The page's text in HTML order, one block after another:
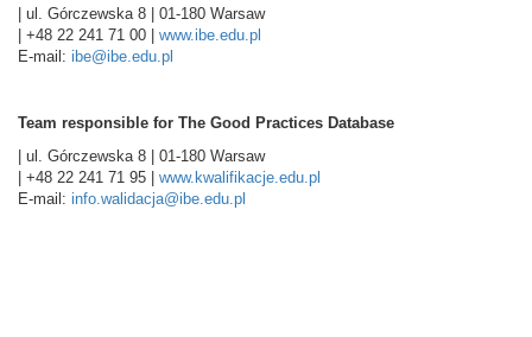
| ul. Górczewska 8 | 01-180 Warsaw
| +48 22 241 71 00 | www.ibe.edu.pl
E-mail: ibe@ibe.edu.pl
Team responsible for The Good Practices Database
| ul. Górczewska 8 | 01-180 Warsaw
| +48 22 241 71 95 | www.kwalifikacje.edu.pl
E-mail: info.walidacja@ibe.edu.pl